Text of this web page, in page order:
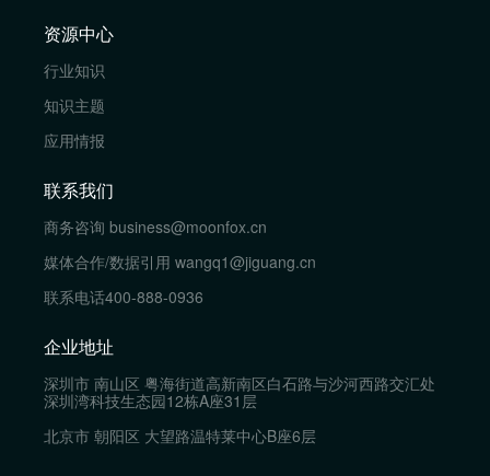
资源中心
行业知识
知识主题
应用情报
联系我们
商务咨询 business@moonfox.cn
媒体合作/数据引用 wangq1@jiguang.cn
联系电话400-888-0936
企业地址
深圳市 南山区 粤海街道高新南区白石路与沙河西路交汇处
深圳湾科技生态园12栋A座31层
北京市 朝阳区 大望路温特莱中心B座6层